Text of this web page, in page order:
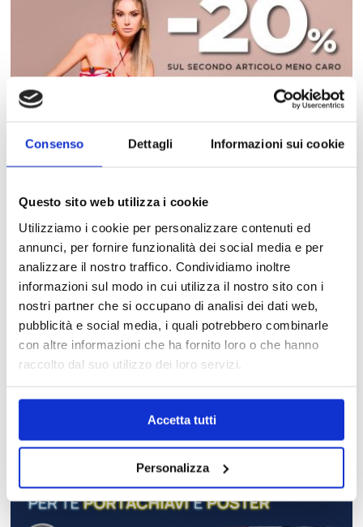
Consenso Dettagli Informazioni sui cookie
Questo sito web utilizza i cookie
Utilizziamo i cookie per personalizzare contenuti ed
annunci, per fornire funzionalità dei social media e per
analizzare il nostro traffico. Condividiamo inoltre
informazioni sul modo in cui utilizza il nostro sito con i
nostri partner che si occupano di analisi dei dati web,
pubblicità e social media, i quali potrebbero combinarle
con altre informazioni che ha fornito loro o che hanno
raccolto dal suo utilizzo dei loro servizi.
Accetta tutti
Personalizza
Promozioni
PRIMADONNA